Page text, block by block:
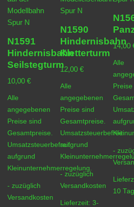
N1591
Hindernisbahn
Seilstegturm
10,00 €
Alle
angegebenen
Preise sind
Gesamtpreise.
Umsatzsteuerbefreit
aufgrund
Kleinunternehmerregelung.
- zuzüglich
Versandkosten
N1590
Hindernisbahn
Kletterturm
12,00€
Alle
angegebenen
Preise sind
Gesamtpreise.
Umsatzsteuerbefreit
aufgrund
- zuzüglich
Versandkosten
Lieferzeit:3-
14,00
Alle
Preise
-
10